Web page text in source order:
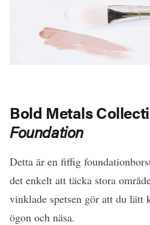
Bold Metals
Foundation
Detta är en fiffig
det enkelt att täcka stora
vinklade spetsen gör att du lätt
ögon och näsa.